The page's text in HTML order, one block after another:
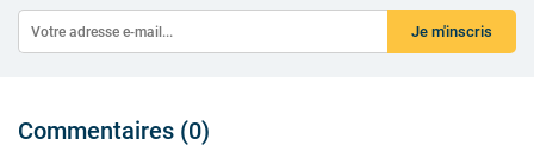
Je m'inscris
Commentaires (0)